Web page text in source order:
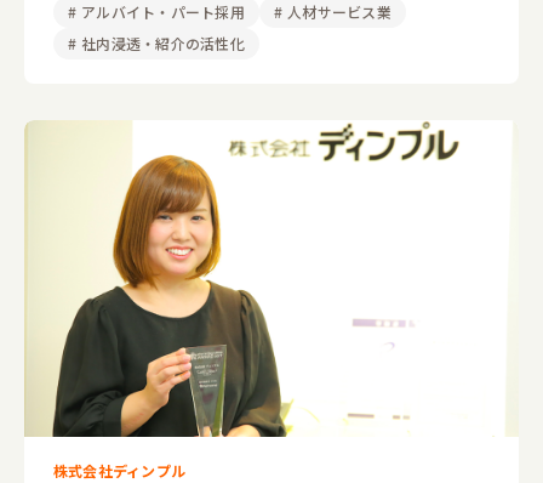
# アルバイト・パート採用 # 人材サービス業
# 社内浸透・紹介の活性化
株式会社ディンプル